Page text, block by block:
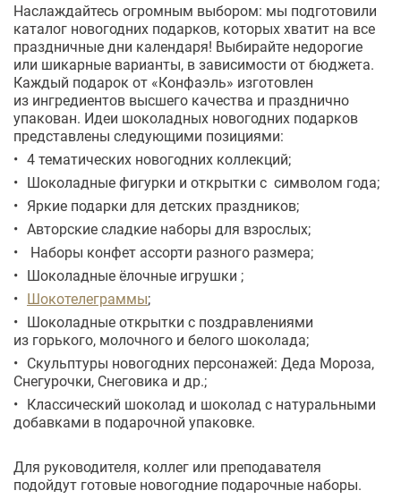
Наслаждайтесь огромным выбором: мы подготовили
каталог новогодних подарков, которых хватит на все
праздничные дни календаря! Выбирайте недорогие
или шикарные варианты, в зависимости от бюджета.
Каждый подарок от «Конфаэль» изготовлен
из ингредиентов высшего качества и празднично
упакован. Идеи шоколадных новогодних подарков
представлены следующими позициями:
4 тематических новогодних коллекций;
Шоколадные фигурки и открытки с символом года;
Яркие подарки для детских праздников;
Авторские сладкие наборы для взрослых;
Наборы конфет ассорти разного размера;
Шоколадные ёлочные игрушки ;
Шокотелеграммы;
Шоколадные открытки с поздравлениями
из горького, молочного и белого шоколада;
Скульптуры новогодних персонажей: Деда Мороза,
Снегурочки, Снеговика и др.;
Классический шоколад и шоколад с натуральными
добавками в подарочной упаковке.
Для руководителя, коллег или преподавателя
подойдут готовые новогодние подарочные наборы.